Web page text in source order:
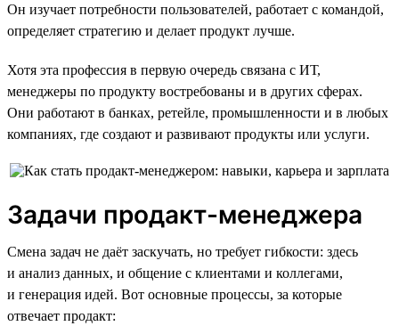
Он изучает потребности пользователей, работает с командой,
определяет стратегию и делает продукт лучше.
Хотя эта профессия в первую очередь связана с ИТ,
менеджеры по продукту востребованы и в других сферах.
Они работают в банках, ретейле, промышленности и в любых
компаниях, где создают и развивают продукты или услуги.
Задачи продакт-менеджера
Смена задач не даёт заскучать, но требует гибкости: здесь
и анализ данных, и общение с клиентами и коллегами,
и генерация идей. Вот основные процессы, за которые
отвечает продакт: